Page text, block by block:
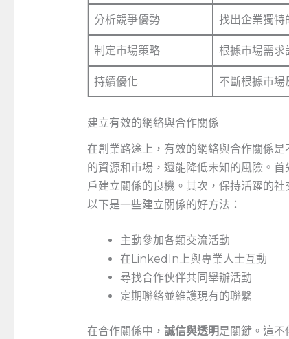
分析競爭優勢 找出企業獨特
制定市場策略 根據市場需求
持續優化 不斷根據市場
建立有效的網絡與合作關係
在創業路途上，有效的網絡與合作關係
的資源和市場，還能降低未知的風險。
戶建立關係的良機。其次，保持活躍的
以下是一些建立關係的好方法：
主動參加各類交流活動
在LinkedIn上與專業人士互動
尋找合作伙伴共同舉辦活動
定期聯絡並維護現有的聯繫
在合作關係中， 誠信與透明是關鍵。這不